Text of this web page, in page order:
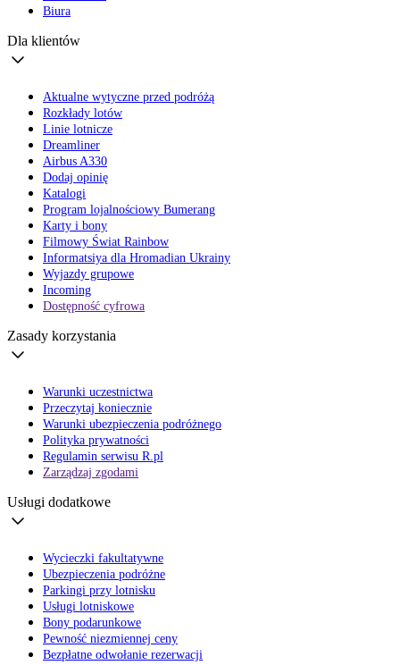
Biura
Dla klientów
Aktualne wytyczne przed podróżą
Rozkłady lotów
Linie lotnicze
Dreamliner
Airbus A330
Dodaj opinię
Katalogi
Program lojalnościowy Bumerang
Karty i bony
Filmowy Świat Rainbow
Informatsiya dla Hromadian Ukrainy
Wyjazdy grupowe
Incoming
Dostępność cyfrowa
Zasady korzystania
Warunki uczestnictwa
Przeczytaj koniecznie
Warunki ubezpieczenia podróżnego
Polityka prywatności
Regulamin serwisu R.pl
Zarządzaj zgodami
Usługi dodatkowe
Wycieczki fakultatywne
Ubezpieczenia podróżne
Parkingi przy lotnisku
Usługi lotniskowe
Bony podarunkowe
Pewność niezmiennej ceny
Bezpłatne odwołanie rezerwacji